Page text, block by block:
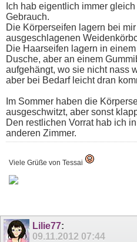
Ich hab eigentlich immer
Gebrauch.
Die Körperseifen lagern bei
ausgeschlagenen
Die Haarseifen lagern in
Dusche, aber an einem
aufgehängt, wo sie nicht nass
aber bei Bedarf leicht dran
Im Sommer haben die
ausgeschwitzt, aber sonst
Den restlichen Vorrat hab ich
anderen Zimmer.
Viele Grüße von Tessai
Lilie77:
09.11.2012 07:44